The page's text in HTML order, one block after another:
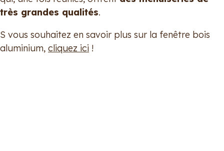
très grandes qualités.
S vous souhaitez en savoir plus sur la fenêtre bois
aluminium, cliquez ici !